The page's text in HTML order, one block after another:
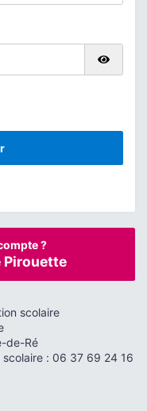
?
Pirouette
scolaire
de-Ré
: 06 37 69 24 16